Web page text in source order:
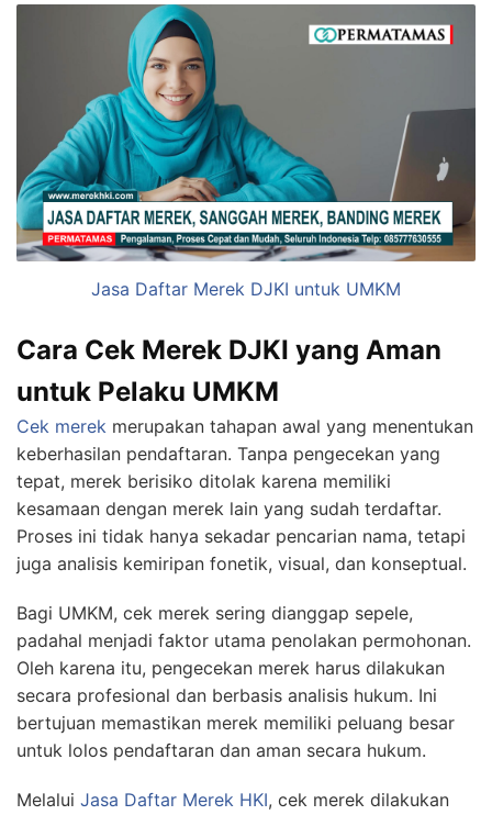
Jasa Daftar Merek DJKI untuk UMKM
Cara Cek Merek DJKI yang Aman
untuk Pelaku UMKM
Cek merek merupakan tahapan awal yang menentukan
keberhasilan pendaftaran. Tanpa pengecekan yang
tepat, merek berisiko ditolak karena memiliki
kesamaan dengan merek lain yang sudah terdaftar.
Proses ini tidak hanya sekadar pencarian nama, tetapi
juga analisis kemiripan fonetik, visual, dan konseptual.
Bagi UMKM, cek merek sering dianggap sepele,
padahal menjadi faktor utama penolakan permohonan.
Oleh karena itu, pengecekan merek harus dilakukan
secara profesional dan berbasis analisis hukum. Ini
bertujuan memastikan merek memiliki peluang besar
untuk lolos pendaftaran dan aman secara hukum.
Melalui Jasa Daftar Merek HKI, cek merek dilakukan